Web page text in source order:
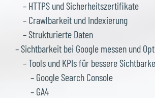
– HTTPS und Sicherheitszertifikate
– Crawlbarkeit und Indexierung
– Strukturierte Daten
– Sichtbarkeit bei Google messen und
– Tools und KPIs für bessere
– Google Search Console
– GA4